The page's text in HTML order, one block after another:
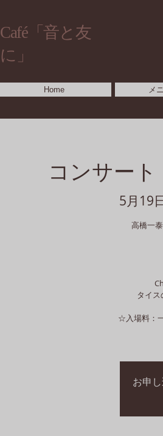
​Café「音と友
に」
Home メ
コンサート
5月19
高橋一
タイ
☆入場料：
お申